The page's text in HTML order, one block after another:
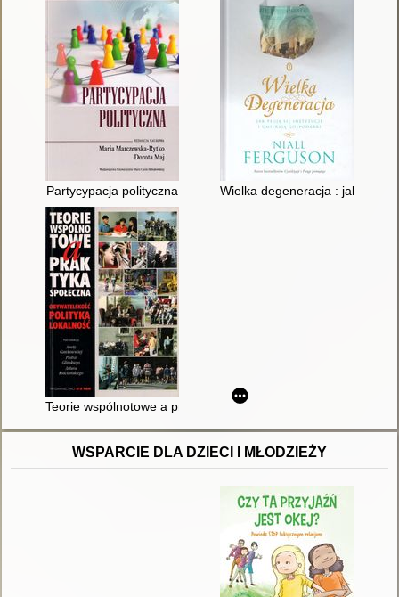
Partycypacja polityczna Wielka degeneracja : jak psują
Teorie wspólnotowe a praktyka społeczna : obywatelskość,
WSPARCIE DLA DZIECI I MŁODZIEŻY